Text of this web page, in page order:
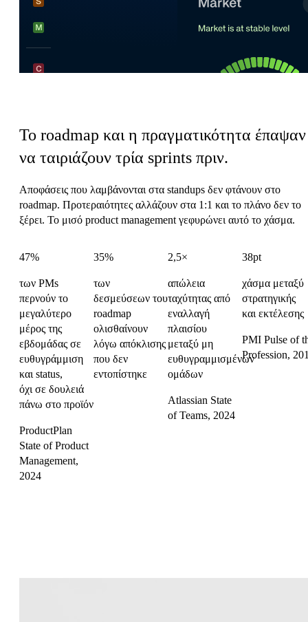
Το roadmap και η πραγματικότητα έπαψαν
να ταιριάζουν τρία sprints πριν.
Αποφάσεις που λαμβάνονται στα standups δεν φτάνουν στο
roadmap. Προτεραιότητες αλλάζουν στα 1:1 και το πλάνο δεν το
ξέρει. Το μισό product management γεφυρώνει αυτό το χάσμα.
47%
των PMs
περνούν το
μεγαλύτερο
μέρος της
εβδομάδας σε
ευθυγράμμιση
και status,
όχι σε δουλειά
πάνω στο προϊόν
ProductPlan
State of Product
Management,
2024
35%
των
δεσμεύσεων του
roadmap
ολισθαίνουν
λόγω απόκλισης
που δεν
εντοπίστηκε
2,5×
απώλεια
ταχύτητας από
εναλλαγή
πλαισίου
μεταξύ μη
ευθυγραμμισμένων
ομάδων
Atlassian State
of Teams, 2024
38pt
χάσμα μεταξύ
στρατηγικής
και εκτέλεσης
PMI Pulse of
Profession,